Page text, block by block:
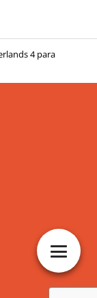
4 para